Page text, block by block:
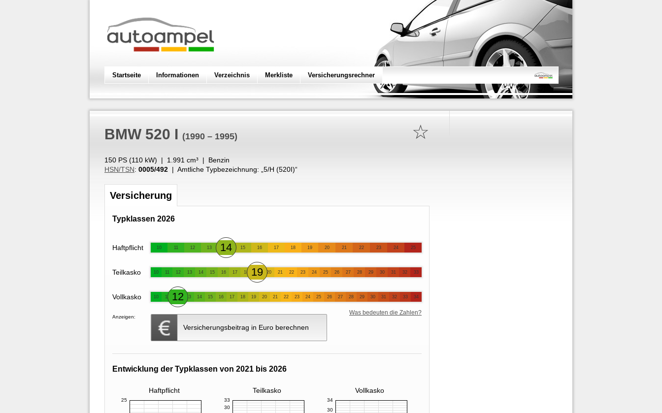
Startseite Informationen Verzeichnis Merkliste Versicherungsrechner
☆
BMW 520 I (1990 – 1995)
150 PS (110 kW) | 1.991 cm³ | Benzin
HSN/TSN: 0005/492 | Amtliche Typbezeichnung: „ 5/H (520I)“
Versicherung
Typklassen 2026
Haftpflicht 10 11 12 13 14 15 16 17 18 19 20 21 22 23 24 25
Teilkasko 10 11 12 13 14 15 16 17 18 19 20 21 22 23 24 25 26 27 28 29 30 31 32 33
Vollkasko 10 11 12 13 14 15 16 17 18 19 20 21 22 23 24 25 26 27 28 29 30 31 32 33 34
Anzeigen:
Versicherungsbeitrag in Euro berechnen
Was bedeuten die Zahlen?
Entwicklung der Typklassen von 2021 bis 2026
Haftpflicht Teilkasko Vollkasko
25
30
33
30
34